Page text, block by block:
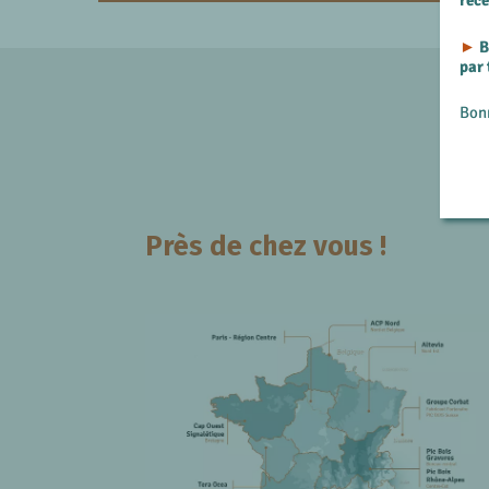
Près de chez vous !
►
par